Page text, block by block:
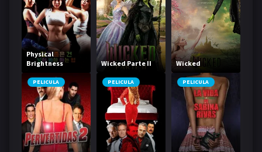
Physical
Brightness
Wicked Parte II Wicked
PELICULA PELICULA PELICULA